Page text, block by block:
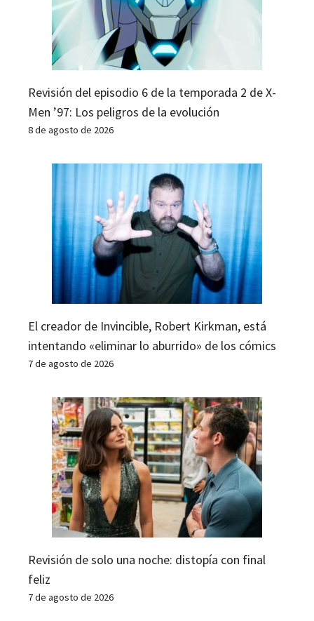
Revisión del episodio 6 de la temporada 2 de X-
Men ’97: Los peligros de la evolución
8 de agosto de 2026
El creador de Invincible, Robert Kirkman, está
intentando «eliminar lo aburrido» de los cómics
7 de agosto de 2026
Revisión de solo una noche: distopía con final
feliz
7 de agosto de 2026